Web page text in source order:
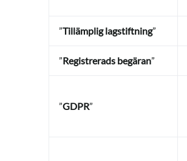
”Tillämplig lagstiftning”
”Registrerads begäran”
”GDPR”